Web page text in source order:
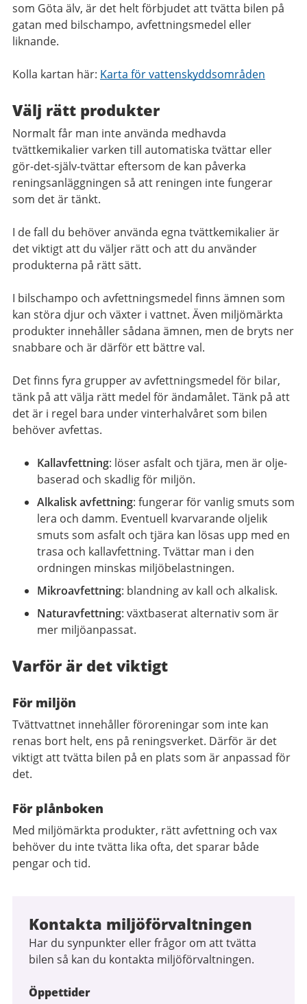
som Göta älv, är det helt förbjudet att tvätta bilen på
gatan med bilschampo, avfettningsmedel eller
liknande.
Kolla kartan här: Karta för vattenskyddsområden
Välj rätt produkter
Normalt får man inte använda medhavda
tvättkemikalier varken till automatiska tvättar eller
gör-det-själv-tvättar eftersom de kan påverka
reningsanläggningen så att reningen inte fungerar
som det är tänkt.
I de fall du behöver använda egna tvättkemikalier är
det viktigt att du väljer rätt och att du använder
produkterna på rätt sätt.
I bilschampo och avfettningsmedel finns ämnen som
kan störa djur och växter i vattnet. Även miljömärkta
produkter innehåller sådana ämnen, men de bryts ner
snabbare och är därför ett bättre val.
Det finns fyra grupper av avfettningsmedel för bilar,
tänk på att välja rätt medel för ändamålet. Tänk på att
det är i regel bara under vinterhalvåret som bilen
behöver avfettas.
Kallavfettning: löser asfalt och tjära, men är olje­
baserad och skadlig för miljön.
Alkalisk avfettning: fungerar för vanlig smuts som
lera och damm. Eventuell kvarvarande oljelik
smuts som asfalt och tjära kan lösas upp med en
trasa och kallavfettning. Tvättar man i den
ordningen minskas miljöbelastningen.
Mikroavfettning: blandning av kall och alkalisk.
Naturavfettning: växtbaserat alternativ som är
mer miljöanpassat.
Varför är det viktigt
För miljön
Tvättvattnet innehåller föroreningar som inte kan
renas bort helt, ens på reningsverket. Därför är det
viktigt att tvätta bilen på en plats som är anpassad för
det.
För plånboken
Med miljömärkta produkter, rätt avfettning och vax
behöver du inte tvätta lika ofta, det sparar både
pengar och tid.
Kontakta miljöförvaltningen
Har du synpunkter eller frågor om att tvätta
bilen så kan du kontakta miljöförvaltningen.
Öppettider